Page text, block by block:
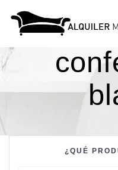
¿QUÉ